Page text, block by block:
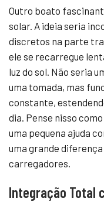
Outro boato
solar. A ideia seria
discretos na parte
ele se recarregue
luz do sol. Não seria
uma tomada, mas
constante,
dia. Pense nisso
uma pequena ajuda
uma grande
carregadores.
Integração Total